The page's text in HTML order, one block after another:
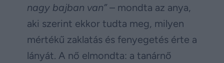
nagy bajban van”– mondta az anya,
aki szerint ekkor tudta meg, milyen
mértékű zaklatás és fenyegetés érte a
lányát. A nő elmondta: a tanárnő